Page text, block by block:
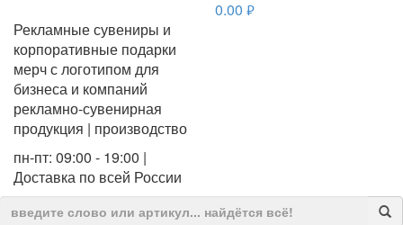
Рекламные сувениры и
корпоративные подарки
мерч с логотипом для
бизнеса и компаний
рекламно-сувенирная
продукция | производство
пн-пт: 09:00 - 19:00 |
Доставка по всей России
0.00 руб.